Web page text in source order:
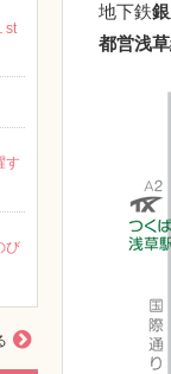
地下鉄
都営浅
st
す
び